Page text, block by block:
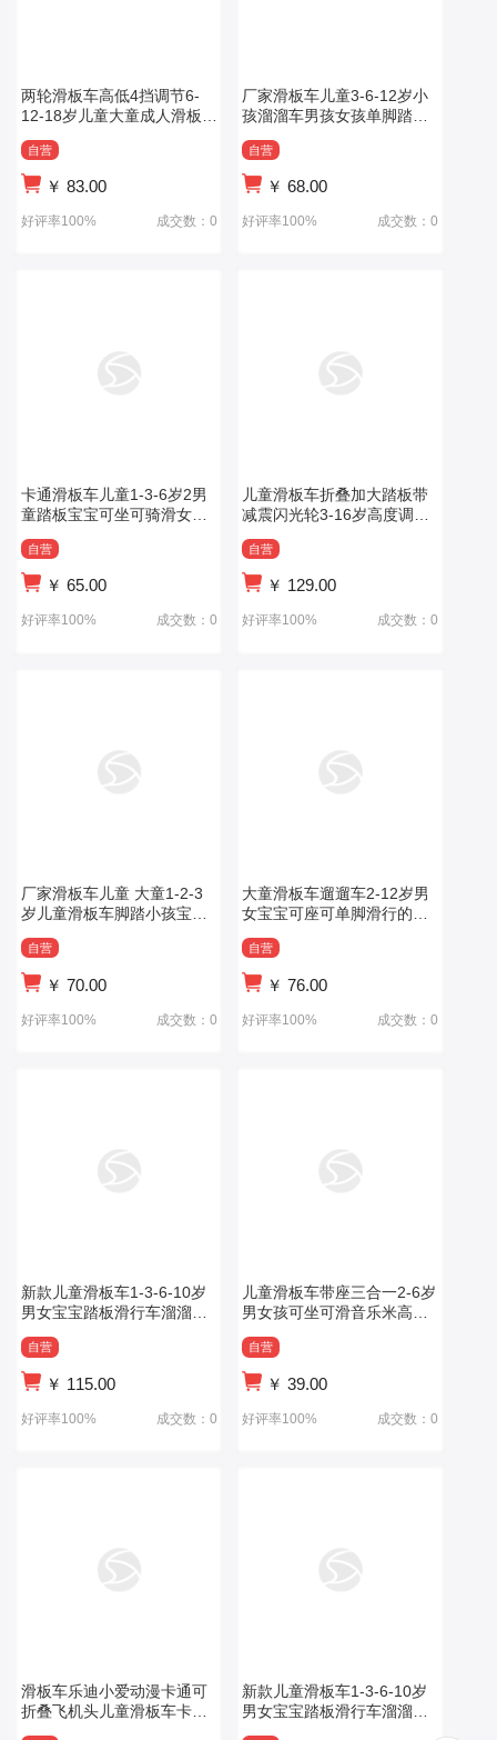
两轮滑板车高低4挡调节6-
12-18岁儿童大童成人滑板车
自营
￥ 83.00
好评率100% 成交数：0
厂家滑板车儿童3-6-12岁小
孩溜溜车男孩女孩单脚踏板
自营
￥68.00
好评率100% 成交数：0
卡通滑板车儿童1-3-6岁2男
童踏板宝宝可坐可骑滑女孩
自营
￥ 65.00
好评率100% 成交数：0
儿童滑板车折叠加大踏板带
减震闪光轮3-16岁高度调节
自营
￥ 129.00
好评率100% 成交数：0
厂家滑板车儿童 大童1-2-3
岁儿童滑板车脚踏小孩宝宝
自营
￥ 70.00
好评率100% 成交数：0
大童滑板车遛遛车2-12岁男
女宝宝可座可单脚滑行的带
自营
￥76.00
好评率100% 成交数：0
新款儿童滑板车1-3-6-10岁
男女宝宝踏板滑行车溜溜车
自营
￥ 115.00
好评率100% 成交数：0
儿童滑板车带座三合一2-6岁
男女孩可坐可滑音乐米高滑
自营
￥39.00
好评率100% 成交数：0
滑板车乐迪小爱动漫卡通可
折叠飞机头儿童滑板车卡通
滑板车
新款儿童滑板车1-3-6-10岁
男女宝宝踏板滑行车溜溜车
二合一滑板车